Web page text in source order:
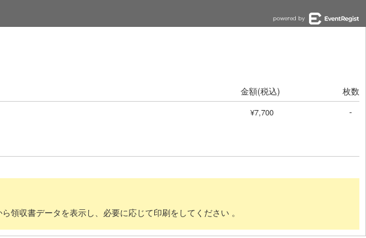
金額(税込)
枚数
¥7,700 -
領収書データを表示し、必要に応じて印刷をしてください 。